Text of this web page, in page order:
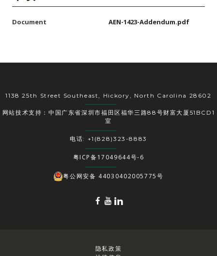
Document AEN-1423-Addendum.pdf
1138 25th Street Southeast, Hickory, North Carolina 28602
网站技术支持：中国广东省深圳市福田区福华三路88号财富大厦51BCD1
室
电话: +1(828)323-8883
粤ICP备17049644号-6
粤公网安备 44030402005775号
隐私政策